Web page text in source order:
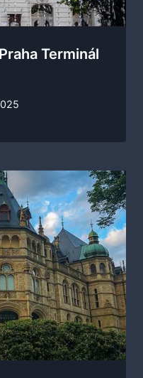
Terminál